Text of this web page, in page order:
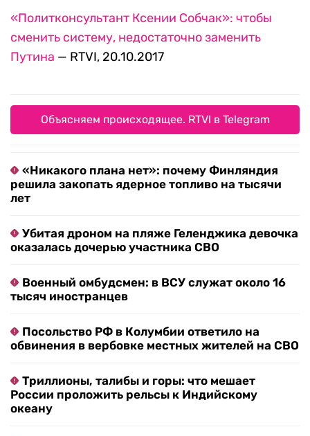
«Политконсультант Ксении Собчак»: чтобы
сменить систему, недостаточно заменить
Путина — RTVI, 20.10.2017
Объясняем происходящее. RTVI в Telegram
«Никакого плана нет»: почему Финляндия
решила закопать ядерное топливо на тысячи
лет
Убитая дроном на пляже Геленджика девочка
оказалась дочерью участника СВО
Военный омбудсмен: в ВСУ служат около 16
тысяч иностранцев
Посольство РФ в Колумбии ответило на
обвинения в вербовке местных жителей на СВО
Триллионы, талибы и горы: что мешает
России проложить рельсы к Индийскому
океану